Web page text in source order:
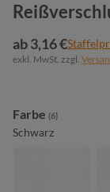
ab 3,16 €
exkl. MwSt. zzgl.
Farbe auswählen
(6)
Schwarz